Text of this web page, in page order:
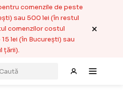
comenzile de peste
sau 500 lei (în restul
comenzilor costul
lei (în București) sau
țării).